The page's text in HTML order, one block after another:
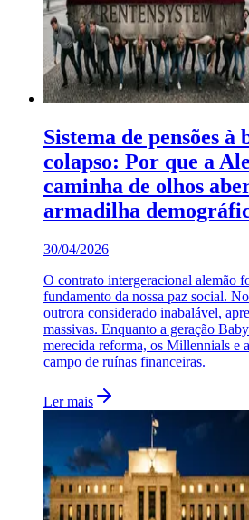
Sistema de pensões à
colapso: Por que a
caminha de olhos
armadilha
30/04/2026
O contrato intergeracional alemão
fundamento da nossa paz social.
outrora considerado inabalável,
massivas. Enquanto a geração
merecida reforma, os Millennials e
campo de ruínas financeiras.
Ler mais